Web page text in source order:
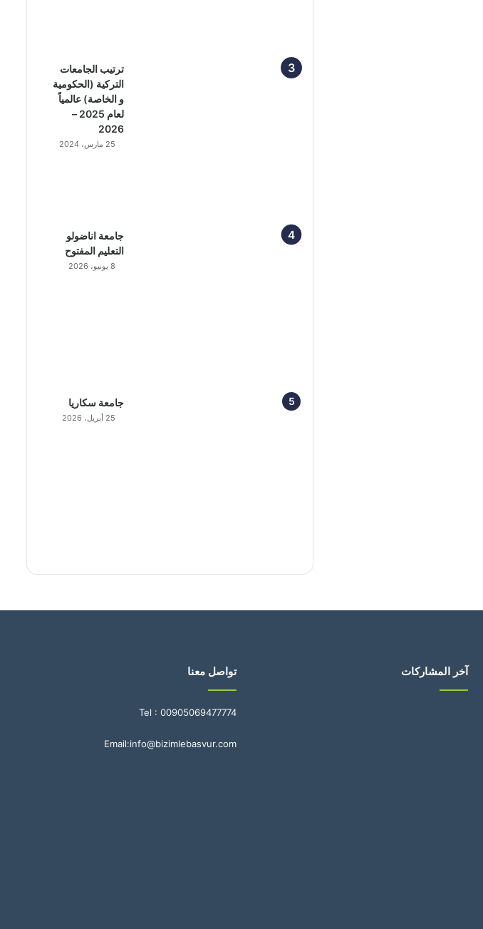
ترتيب الجامعات
التركية (الحكومية
و الخاصة) عالمياً
لعام 2025 –
2026
25 مارس، 2024
جامعة اناضولو
التعليم المفتوح
8 يونيو، 2026
جامعة سكاريا
25 أبريل، 2026
آخر المشاركات تواصل معنا
Tel : 00905069477774
Email:info@bizimlebasvur.com